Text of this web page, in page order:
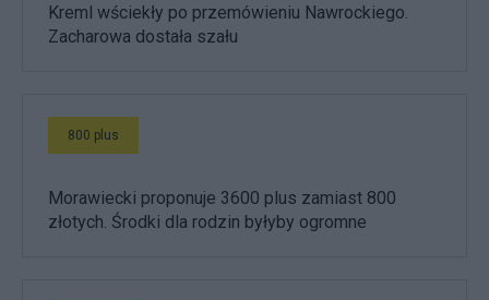
Kreml wściekły po przemówieniu Nawrockiego.
Zacharowa dostała szału
800 plus
Morawiecki proponuje 3600 plus zamiast 800
złotych. Środki dla rodzin byłyby ogromne